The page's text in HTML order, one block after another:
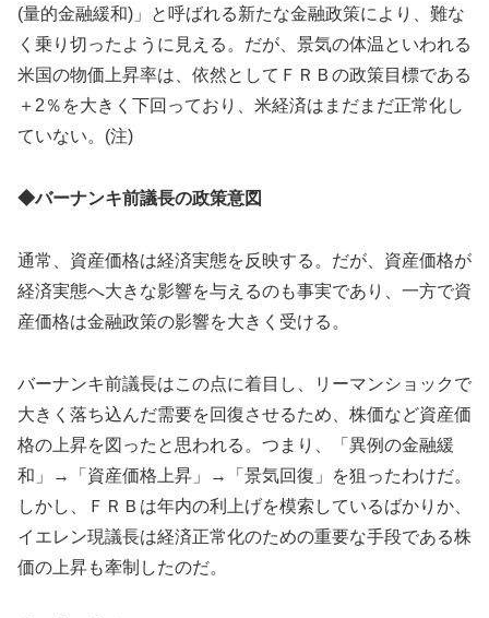
(量的金融緩和)」と呼ばれる新たな金融政策により、難な
く乗り切ったように見える。だが、景気の体温といわれる
米国の物価上昇率は、依然としてＦＲＢの政策目標である
＋2％を大きく下回っており、米経済はまだまだ正常化し
ていない。(注)
◆バーナンキ前議長の政策意図
通常、資産価格は経済実態を反映する。だが、資産価格が
経済実態へ大きな影響を与えるのも事実であり、一方で資
産価格は金融政策の影響を大きく受ける。
バーナンキ前議長はこの点に着目し、リーマンショックで
大きく落ち込んだ需要を回復させるため、株価など資産価
格の上昇を図ったと思われる。つまり、「異例の金融緩
和」→「資産価格上昇」→「景気回復」を狙ったわけだ。
しかし、ＦＲＢは年内の利上げを模索しているばかりか、
イエレン現議長は経済正常化のための重要な手段である株
価の上昇も牽制したのだ。